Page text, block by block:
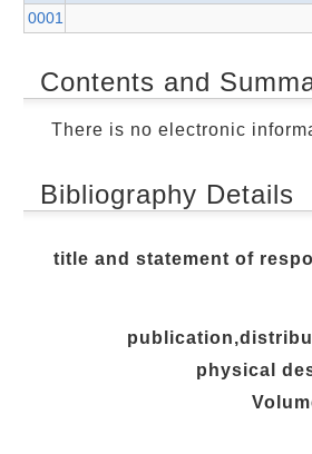
0001
Contents and
There is no electronic
Bibliography Details
title and statement of
physical